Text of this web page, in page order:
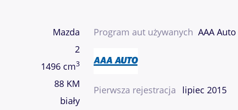
Mazda
2
1496 cm3
88 KM
biały
Program aut używanych AAA Auto
Pierwsza rejestracja lipiec 2015